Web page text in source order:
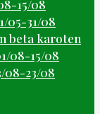
15/08
05-31/08
beta karoten
08-15/08
08-23/08